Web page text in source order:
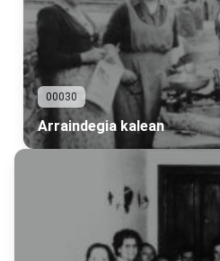
00030
Arraindegia kalean